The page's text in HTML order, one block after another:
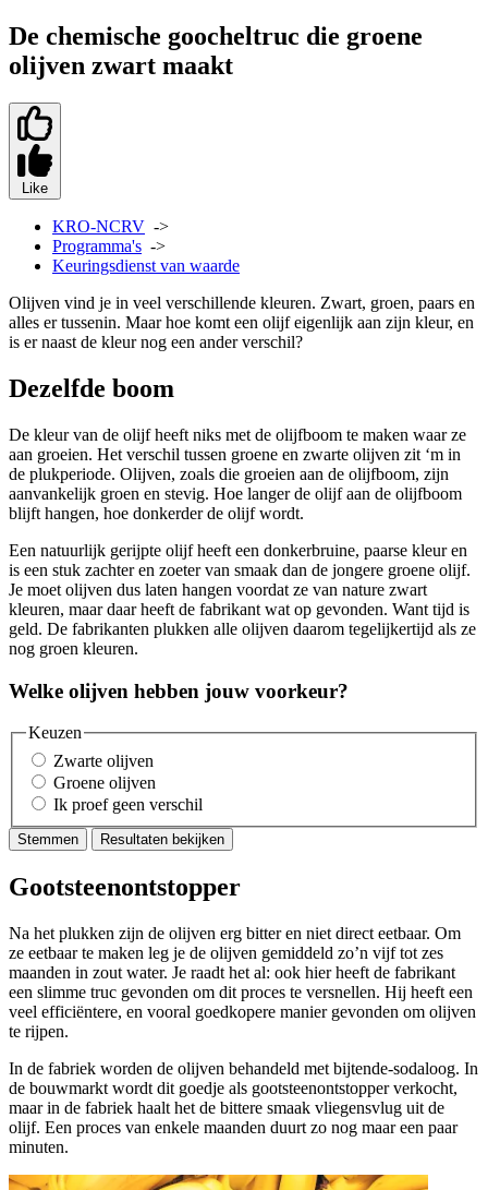
De chemische goocheltruc die groene
olijven zwart maakt
Like
KRO-NCRV ->
Programma's ->
Keuringsdienst van waarde
Olijven vind je in veel verschillende kleuren. Zwart, groen, paars en
alles er tussenin. Maar hoe komt een olijf eigenlijk aan zijn kleur, en
is er naast de kleur nog een ander verschil?
Dezelfde boom
De kleur van de olijf heeft niks met de olijfboom te maken waar ze
aan groeien. Het verschil tussen groene en zwarte olijven zit ‘m in
de plukperiode. Olijven, zoals die groeien aan de olijfboom, zijn
aanvankelijk groen en stevig. Hoe langer de olijf aan de olijfboom
blijft hangen, hoe donkerder de olijf wordt.
Een natuurlijk gerijpte olijf heeft een donkerbruine, paarse kleur en
is een stuk zachter en zoeter van smaak dan de jongere groene olijf.
Je moet olijven dus laten hangen voordat ze van nature zwart
kleuren, maar daar heeft de fabrikant wat op gevonden. Want tijd is
geld. De fabrikanten plukken alle olijven daarom tegelijkertijd als ze
nog groen kleuren.
Welke olijven hebben jouw voorkeur?
Keuzen
Zwarte olijven
Groene olijven
Ik proef geen verschil
Stemmen Resultaten bekijken
Gootsteenontstopper
Na het plukken zijn de olijven erg bitter en niet direct eetbaar. Om
ze eetbaar te maken leg je de olijven gemiddeld zo’n vijf tot zes
maanden in zout water. Je raadt het al: ook hier heeft de fabrikant
een slimme truc gevonden om dit proces te versnellen. Hij heeft een
veel efficiëntere, en vooral goedkopere manier gevonden om olijven
te rijpen.
In de fabriek worden de olijven behandeld met bijtende-sodaloog. In
de bouwmarkt wordt dit goedje als gootsteenontstopper verkocht,
maar in de fabriek haalt het de bittere smaak vliegensvlug uit de
olijf. Een proces van enkele maanden duurt zo nog maar een paar
minuten.